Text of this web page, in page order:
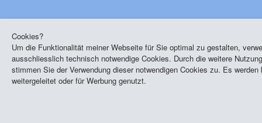
Cookies?
Um die Funktionalität meiner Webseite für Sie optimal zu gestalten,
ausschliesslich technisch notwendige Cookies. Durch die weitere
stimmen Sie der Verwendung dieser notwendigen Cookies zu. Es
weitergeleitet oder für Werbung genutzt.